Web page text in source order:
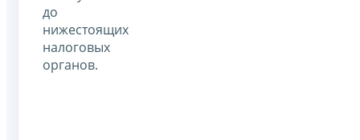
до
нижестоящих
налоговых
органов.